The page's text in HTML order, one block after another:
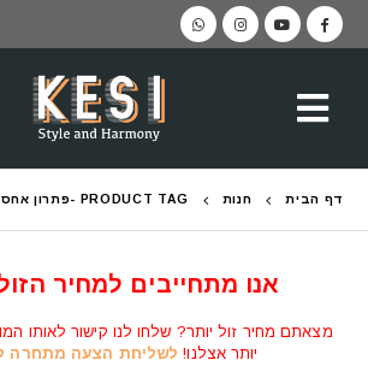
דף הבית חנות PRODUCT TAG - פתרון
אנו מתחייבים למחיר
מצאתם מחיר זול יותר? שלחו לנו קישור לאותו
יותר אצלנו! לשליחת הצעה מתחרה